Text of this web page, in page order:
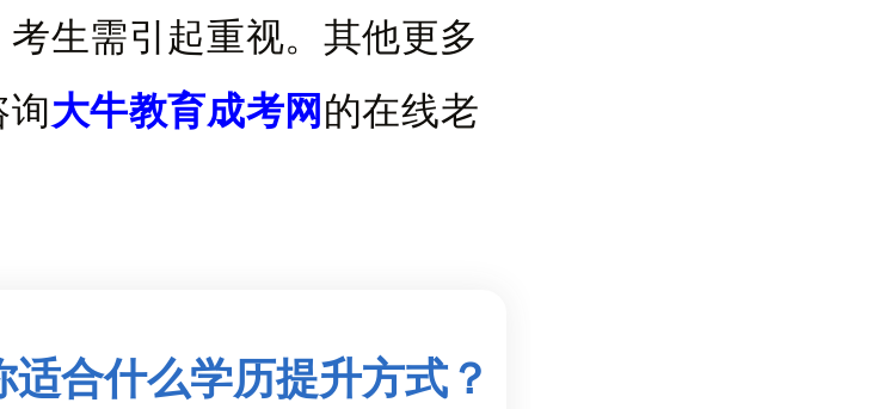
生需引起重视。其他更多
询大牛教育成考网 的在线老
合什么学历提升方式？